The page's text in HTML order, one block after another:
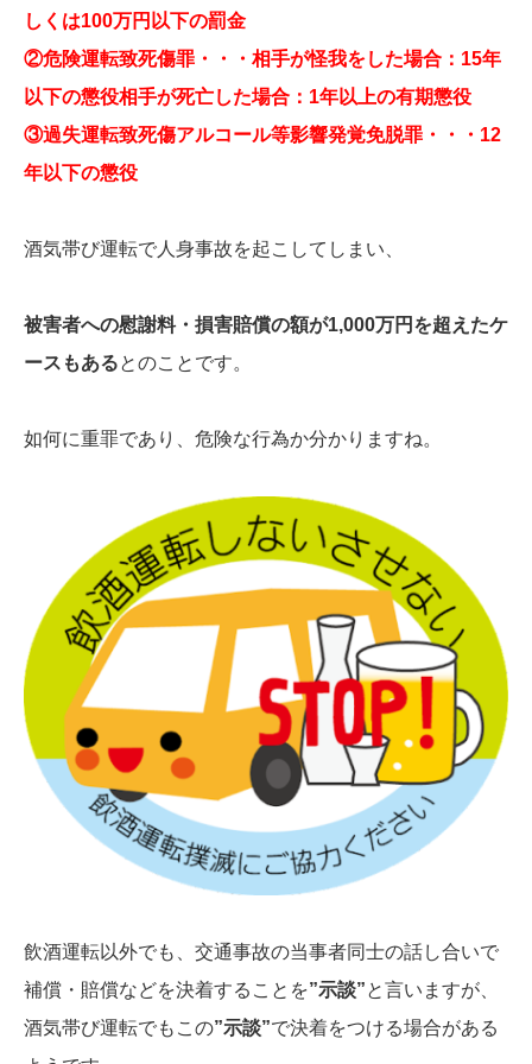
しくは100万円以下の罰金
②危険運転致死傷罪・・・相手が怪我をした場合：15年
以下の懲役相手が死亡した場合：1年以上の有期懲役
③過失運転致死傷アルコール等影響発覚免脱罪・・・12
年以下の懲役
酒気帯び運転で人身事故を起こしてしまい、
被害者への慰謝料・損害賠償の額が1,000万円を超えたケ
ースもあるとのことです。
如何に重罪であり、危険な行為か分かりますね。
飲酒運転以外でも、交通事故の当事者同士の話し合いで
補償・賠償などを決着することを”示談”と言いますが、
酒気帯び運転でもこの”示談”で決着をつける場合がある